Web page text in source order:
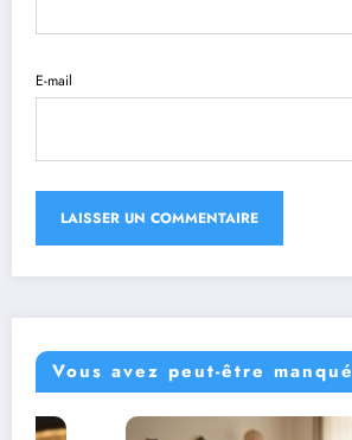
E-mail
Vous avez peut-être manqué